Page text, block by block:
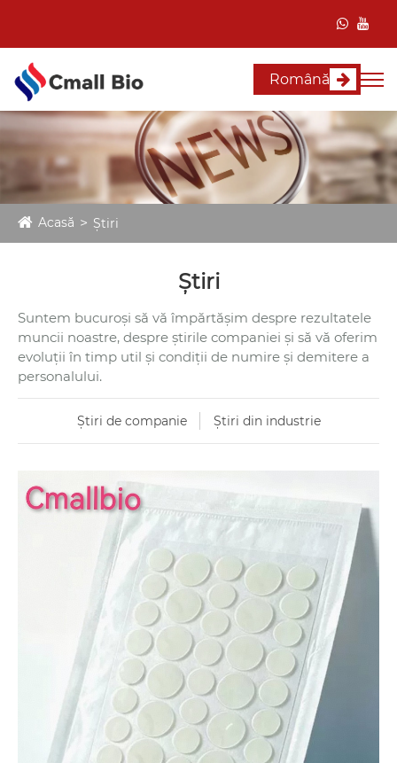
Română
Acasă Ştiri
Ştiri
Suntem bucuroși să vă împărtășim despre rezultatele
muncii noastre, despre știrile companiei și să vă oferim
evoluții în timp util și condiții de numire și demitere a
personalului.
Știri de companie Știri din industrie